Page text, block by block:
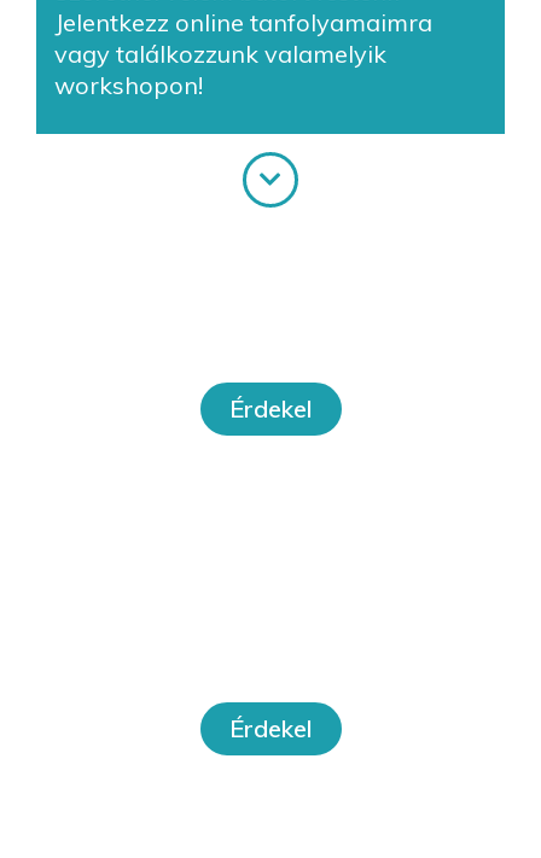
Jelentkezz online tanfolyamaimra
vagy találkozzunk valamelyik
workshopon!
Érdekel
Érdekel